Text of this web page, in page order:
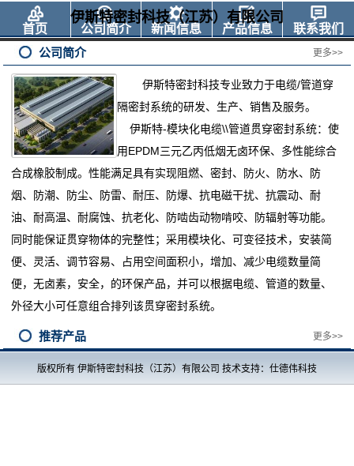
伊斯特密封科技（江苏）有限公司
首页 公司简介 新闻信息 产品信息 联系我们
更多>>
公司简介
伊斯特密封科技专业致力于电缆/管道穿
隔密封系统的研发、生产、销售及服务。
伊斯特-模块化电缆\\管道贯穿密封系统：使
用EPDM三元乙丙低烟无卤环保、多性能综合
合成橡胶制成。性能满足具有实现阻燃、密封、防火、防水、防
烟、防潮、防尘、防雷、耐压、防爆、抗电磁干扰、抗震动、耐
油、耐高温、耐腐蚀、抗老化、防啮齿动物啃咬、防辐射等功能。
同时能保证贯穿物体的完整性；采用模块化、可变径技术，安装简
便、灵活、调节容易、占用空间面积小，增加、减少电缆数量简
便，无卤素，安全，的环保产品，并可以根据电缆、管道的数量、
外径大小可任意组合排列该贯穿密封系统。
推荐产品 更多>>
版权所有 伊斯特密封科技（江苏）有限公司 技术支持：仕德伟科技